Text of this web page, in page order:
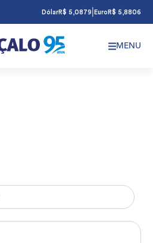
DólarR$ 5,0879 Euro R$ 5,8806
MENU